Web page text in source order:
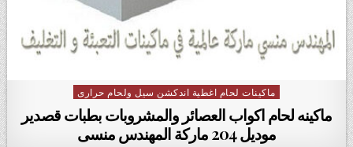
Posted in
ماكينات لحام اغطية اندكشن سيل ولحام حرارى
ماكينه لحام اكواب العصائر والمشروبات بطبات قصدير
موديل 204 ماركة المهندس منسى